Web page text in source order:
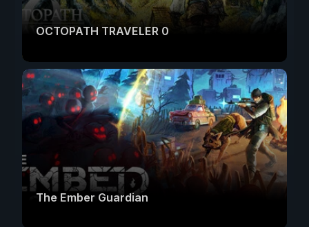
OCTOPATH TRAVELER 0
The Ember Guardian